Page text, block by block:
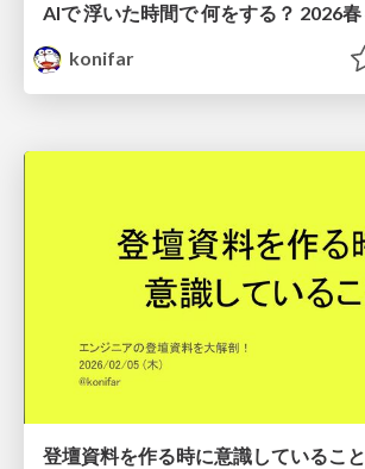
AIで 浮いた時間で 何をする？ 2026
konifar